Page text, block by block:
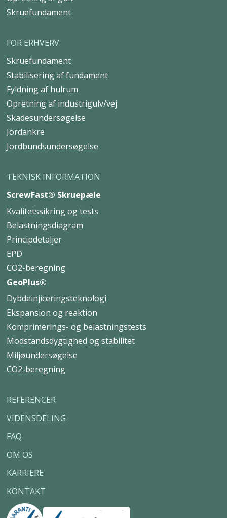
Skadesundersøgelse
Opretning af gulv
Skruefundament
FOR ERHVERV
Skruefundament
Stabilisering af fundament
Fyldning af hulrum
Opretning af industrigulv/vej
Jordankre
Jordbundsundersøgelse
TEKNISK INFORMATION
ScrewFast® Skruepæle
Kvalitetssikring og tests
Belastningsdiagram
EPD
CO2-beregning
GeoPlus®
Dybdeinjiceringsteknologi
Ekspansion og reaktion
Komprimerings- og belastningstests
Miljøundersøgelse
CO2-beregning
REFERENCER
VIDENSDELING
FAQ
OM OS